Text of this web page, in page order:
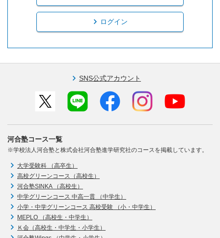
ログイン
SNS公式アカウント
河合塾コース一覧
※学校法人河合塾と株式会社河合塾進学研究社のコースを掲載しています。
大学受験科 （高卒生）
高校グリーンコース（高校生）
河合塾SINKA （高校生）
中学グリーンコース 中高一貫 （中学生）
小学・中学グリーンコース 高校受験 （小・中学生）
MEPLO （高校生・中学生）
Ｋ会（高校生・中学生・小学生）